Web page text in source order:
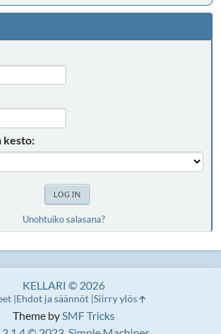
kesto:
Unohtuiko salasana?
Theme bySMF Tricks
KELLARI © 2026
Ehdot ja säännöt Siirry ylös